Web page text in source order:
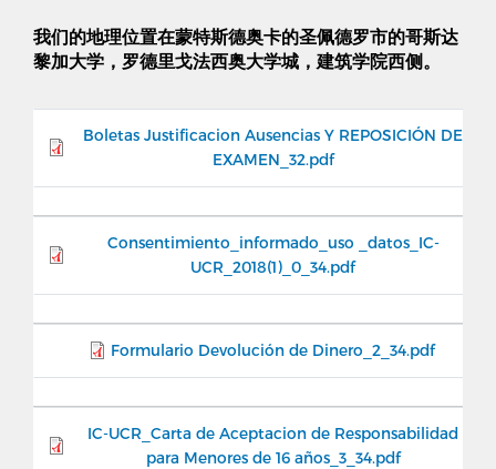
我们的地理位置在蒙特斯德奥卡的圣佩德罗市的哥斯达
黎加大学，罗德里戈法西奥大学城，建筑学院西侧。
Boletas Justificacion Ausencias Y REPOSICIÓN DE
EXAMEN_32.pdf
Consentimiento_informado_uso _datos_IC-
UCR_2018(1)_0_34.pdf
Formulario Devolución de Dinero_2_34.pdf
IC-UCR_Carta de Aceptacion de Responsabilidad
para Menores de 16 años_3_34.pdf